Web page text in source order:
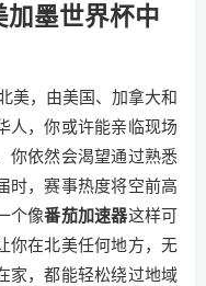
墨世界杯中
美，由美国、加拿大和
人，你或许能亲临现场
你依然会渴望通过熟悉
时，赛事热度将空前高
个像番茄加速器这样可
你在北美任何地方，无
家，都能轻松绕过地域